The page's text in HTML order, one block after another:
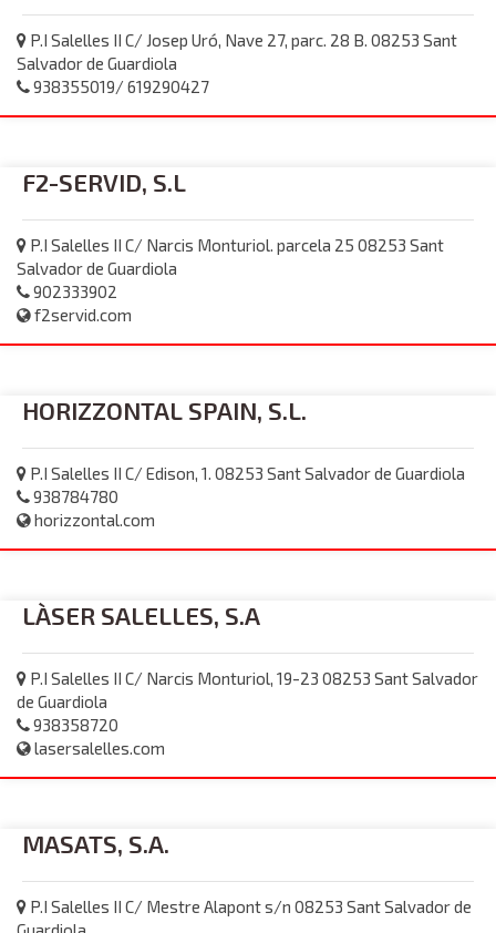
P.I Salelles II C/ Josep Uró, Nave 27, parc. 28 B. 08253 Sant
Salvador de Guardiola
938355019/ 619290427
F2-SERVID, S.L
P.I Salelles II C/ Narcis Monturiol. parcela 25 08253 Sant
Salvador de Guardiola
902333902
f2servid.com
HORIZZONTAL SPAIN, S.L.
P.I Salelles II C/ Edison, 1. 08253 Sant Salvador de Guardiola
938784780
horizzontal.com
LÀSER SALELLES, S.A
P.I Salelles II C/ Narcis Monturiol, 19-23 08253 Sant Salvador
de Guardiola
938358720
lasersalelles.com
MASATS, S.A.
P.I Salelles II C/ Mestre Alapont s/n 08253 Sant Salvador de